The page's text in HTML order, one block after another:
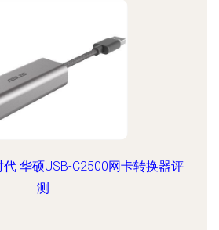
华硕USB-C2500网卡转换器评
测